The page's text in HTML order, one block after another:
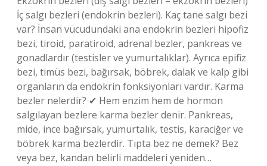
İç salgı bezleri (endokrin bezleri). Kaç tane salgı bezi
var? İnsan vücudundaki ana endokrin bezleri hipofiz
bezi, tiroid, paratiroid, adrenal bezler, pankreas ve
gonadlardır (testisler ve yumurtalıklar). Ayrıca epifiz
bezi, timüs bezi, bağırsak, böbrek, dalak ve kalp gibi
organların da endokrin fonksiyonları vardır. Karma
bezler nelerdir? ✔ Hem enzim hem de hormon
salgılayan bezlere karma bezler denir. Pankreas,
mide, ince bağırsak, yumurtalık, testis, karaciğer ve
böbrek karma bezlerdir. Tıpta bez ne demek? Bez
veya bez, kandan belirli maddeleri yeniden…